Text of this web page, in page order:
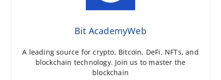
Bit AcademyWeb
A leading source for crypto, Bitcoin, DeFi, NFTs, and
blockchain technology. Join us to master the
blockchain